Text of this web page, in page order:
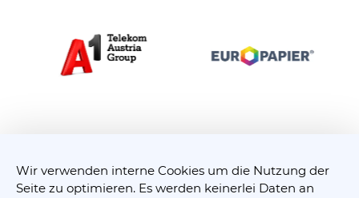
Wir verwenden interne Cookies um die Nutzung der
Seite zu optimieren. Es werden keinerlei Daten an